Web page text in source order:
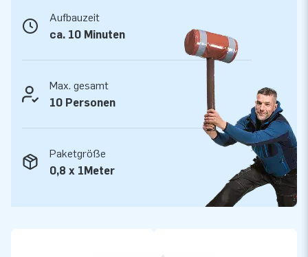
abenteuerreiches Erlebnis.
Qualität und Garantie
JB Hüpfburgen sind an mehreren Stellen verstärkt und
mehrfach vernäht. Sie werden aus einer hoch qualitativen 9x9
Gewebe PVC Plane produziert. Aufgrund dessen sind Sie
langlebig und einfach zu reinigen. Zu dem gewähren wir Ihnen
5 Jahre Herstellergarantie, aus diesem Grund liefern Sie mit
diesem Produkt jahrelang optimalen Spielspaß.
Kaufen Sie diese lustige Hüpfburg und liefern Sie Ihren Kunden
Aufbauzeit
ca. 10 Minuten
Max. gesamt
10 Personen
Paketgröße
0,8 x 1Meter